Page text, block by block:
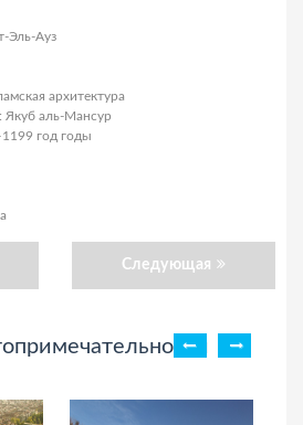
Эль-Ауз
архитектура
: Якуб аль-Мансур
год годы
Следующая